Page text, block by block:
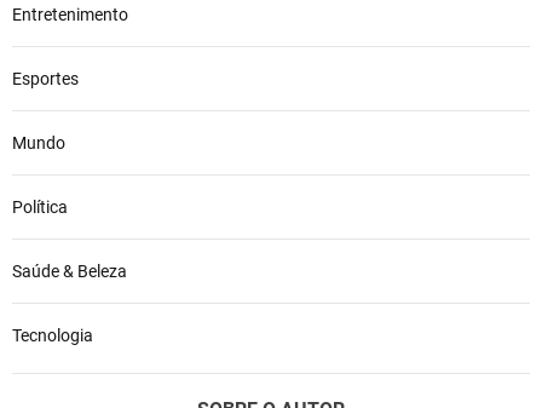
Entretenimento
Esportes
Mundo
Política
Saúde & Beleza
Tecnologia